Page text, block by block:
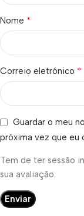
Nome *
Correio eletrónico *
Guardar o meu
próxima vez que eu
Tem de ter sessão
sua avaliação.